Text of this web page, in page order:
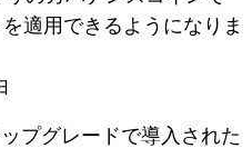
適用できるようになりま
プグレードで導入された